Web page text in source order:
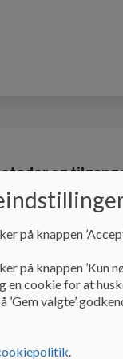
og
Skolen
på knappen
på knappen ’Kun
en cookie for at
’Gem valgte’
.